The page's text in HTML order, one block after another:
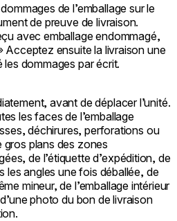
de l’emballage sur le
de preuve de livraison.
avec emballage endommagé,
Acceptez ensuite la livraison une
dommages par écrit.
avant de déplacer l’unité.
les faces de l’emballage
déchirures, perforations ou
gros plans des zones
de l’étiquette d’expédition, de
les angles une fois déballée, de
mineur, de l’emballage intérieur
photo du bon de livraison